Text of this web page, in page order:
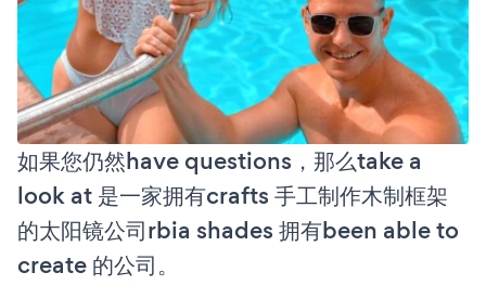
如果您仍然have questions，那么take a
look at 是一家拥有crafts 手工制作木制框架
的太阳镜公司rbia shades 拥有been able to
create 的公司。